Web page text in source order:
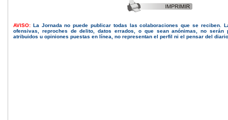
AVISO: La Jornada no puede publicar todas las colaboraciones que se reciben.
ofensivas, reproches de delito, datos errados, o que sean anónimas, no serán
atribuidos u opiniones puestas en línea, no representan el perfil ni el pensar del